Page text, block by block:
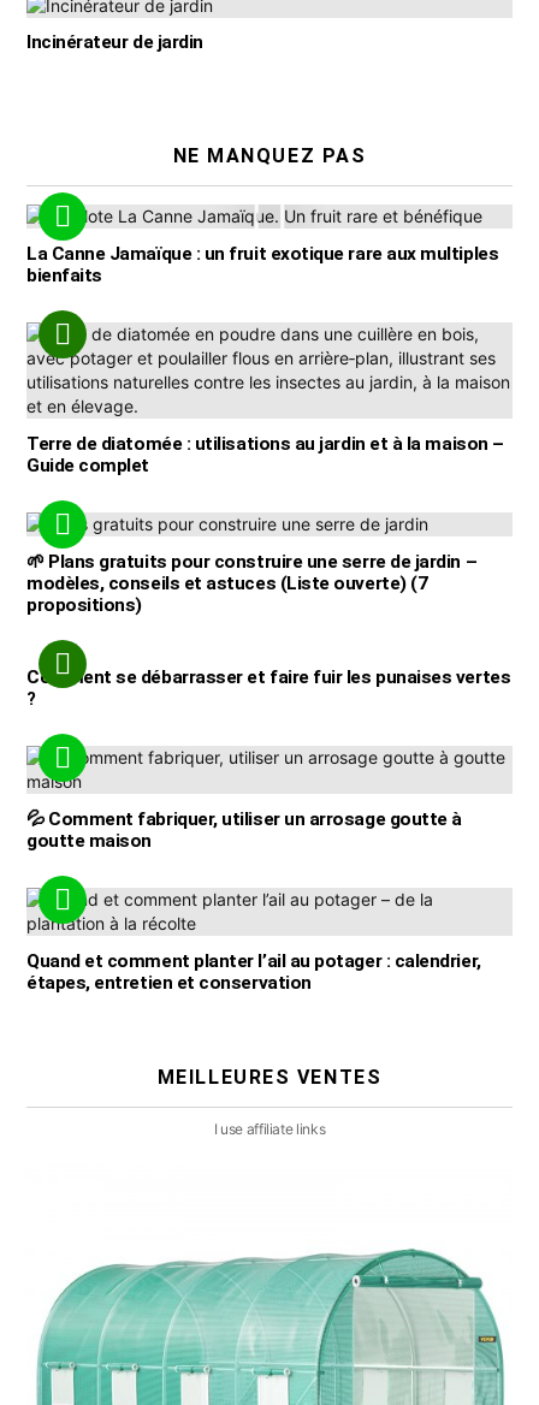
Incinérateur de jardin
NE MANQUEZ PAS
La Canne Jamaïque : un fruit exotique rare aux multiples
bienfaits
Terre de diatomée : utilisations au jardin et à la maison –
Guide complet
🌱 Plans gratuits pour construire une serre de jardin –
modèles, conseils et astuces (Liste ouverte) (7
propositions)
Comment se débarrasser et faire fuir les punaises vertes
?
💦 Comment fabriquer, utiliser un arrosage goutte à
goutte maison
Quand et comment planter l’ail au potager : calendrier,
étapes, entretien et conservation
MEILLEURES VENTES
I use affiliate links